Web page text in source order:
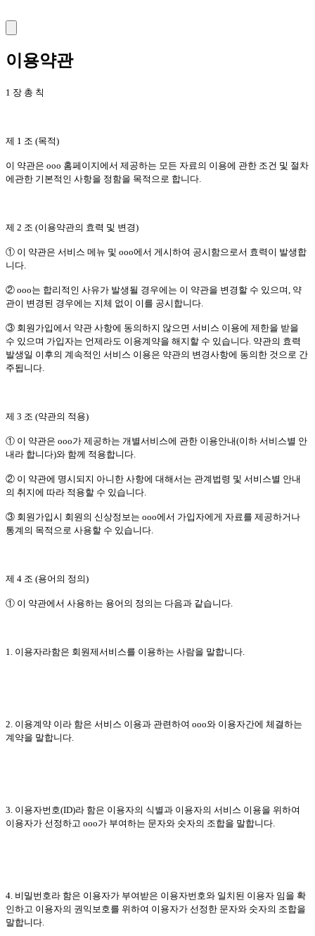
이용약관
1 장 총 칙
제 1 조 (목적)
이 약관은 ooo 홈페이지에서 제공하는 모든 자료의 이용에 관한 조건 및 절차
에관한 기본적인 사항을 정함을 목적으로 합니다.
제 2 조 (이용약관의 효력 및 변경)
① 이 약관은 서비스 메뉴 및 ooo에서 게시하여 공시함으로서 효력이 발생합
니다.
② ooo는 합리적인 사유가 발생될 경우에는 이 약관을 변경할 수 있으며, 약
관이 변경된 경우에는 지체 없이 이를 공시합니다.
③ 회원가입에서 약관 사항에 동의하지 않으면 서비스 이용에 제한을 받을
수 있으며 가입자는 언제라도 이용계약을 해지할 수 있습니다. 약관의 효력
발생일 이후의 계속적인 서비스 이용은 약관의 변경사항에 동의한 것으로 간
주됩니다.
제 3 조 (약관의 적용)
① 이 약관은 ooo가 제공하는 개별서비스에 관한 이용안내(이하 서비스별 안
내라 합니다)와 함께 적용합니다.
② 이 약관에 명시되지 아니한 사항에 대해서는 관계법령 및 서비스별 안내
의 취지에 따라 적용할 수 있습니다.
③ 회원가입시 회원의 신상정보는 ooo에서 가입자에게 자료를 제공하거나
통계의 목적으로 사용할 수 있습니다.
제 4 조 (용어의 정의)
① 이 약관에서 사용하는 용어의 정의는 다음과 같습니다.
1. 이용자라함은 회원제서비스를 이용하는 사람을 말합니다.
2. 이용계약 이라 함은 서비스 이용과 관련하여 ooo와 이용자간에 체결하는
계약을 말합니다.
3. 이용자번호(ID)라 함은 이용자의 식별과 이용자의 서비스 이용을 위하여
이용자가 선정하고 ooo가 부여하는 문자와 숫자의 조합을 말합니다.
4. 비밀번호라 함은 이용자가 부여받은 이용자번호와 일치된 이용자 임을 확
인하고 이용자의 권익보호를 위하여 이용자가 선정한 문자와 숫자의 조합을
말합니다.